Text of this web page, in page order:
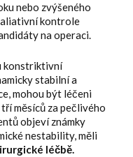
nebo zvýšeného
kontrole
na operaci.
konstriktivní
stabilní a
mohou být léčeni
měsíců za pečlivého
objeví známky
nestability, měli
léčbě.